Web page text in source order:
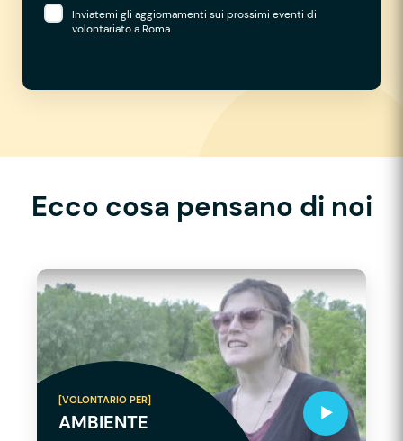
Inviatemi gli aggiornamenti sui prossimi eventi di
volontariato a Roma
Ecco cosa pensano di noi
[VOLONTARIO PER]
AMBIENTE